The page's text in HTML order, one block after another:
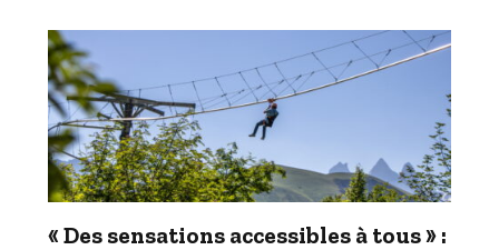
« Des sensations accessibles à tous » :